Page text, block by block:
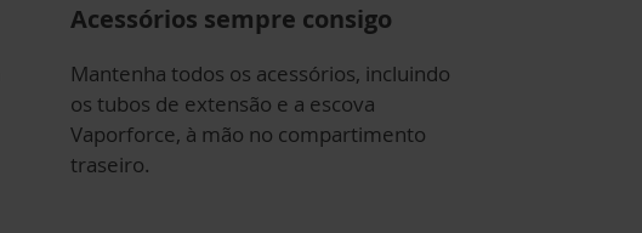
Acessórios sempre consigo
Mantenha todos os acessórios, incluindo
os tubos de extensão e a escova
Vaporforce, à mão no compartimento
traseiro.